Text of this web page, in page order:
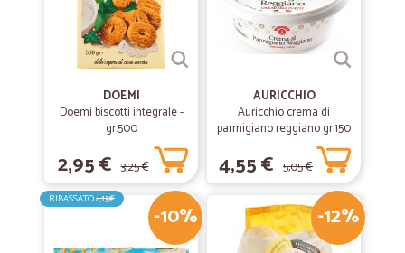
DOEMI
Doemi biscotti integrale -
gr.500
2,95 € 3,25 €
AURICCHIO
Auricchio crema di
parmigiano reggiano gr.150
4,55 € 5,05 €
-10%
RIBASSATO4,15€
-12%